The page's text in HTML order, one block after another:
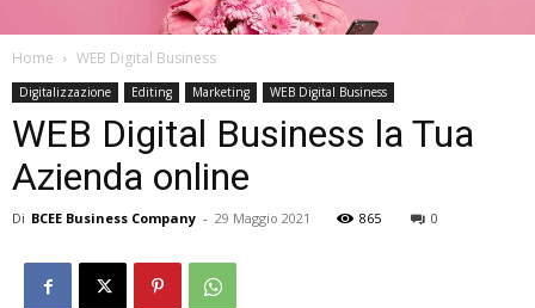
Home WEB Digital Business
Digitalizzazione Editing Marketing WEB Digital Business
WEB Digital Business la Tua
Azienda online
Di BCEE Business Company - 29 Maggio 2021 865 0